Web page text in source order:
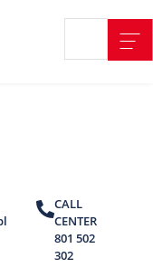
CALL
CENTER
801 502
302